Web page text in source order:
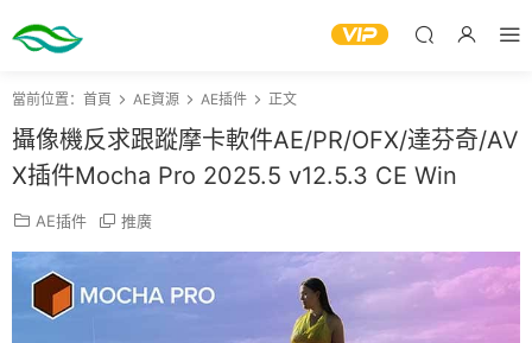
當前位置： 首頁 AE資源 AE插件 正文
攝像機反求跟蹤摩卡軟件AE/PR/OFX/達芬奇/AV
X插件Mocha Pro 2025.5 v12.5.3 CE Win
AE插件 推廣